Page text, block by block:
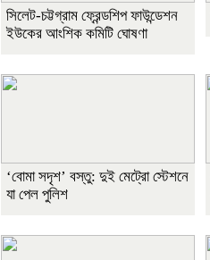
সিলেট-চট্টগ্রাম ফ্রেন্ডশিপ ফাউন্ডেশন
ইউকের আংশিক কমিটি ঘোষণা
‘বোমা সদৃশ’ বস্তু: দুই মেট্রো স্টেশনে
যা পেল পুলিশ